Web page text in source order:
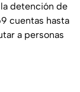
detención de
cuentas hasta
a personas